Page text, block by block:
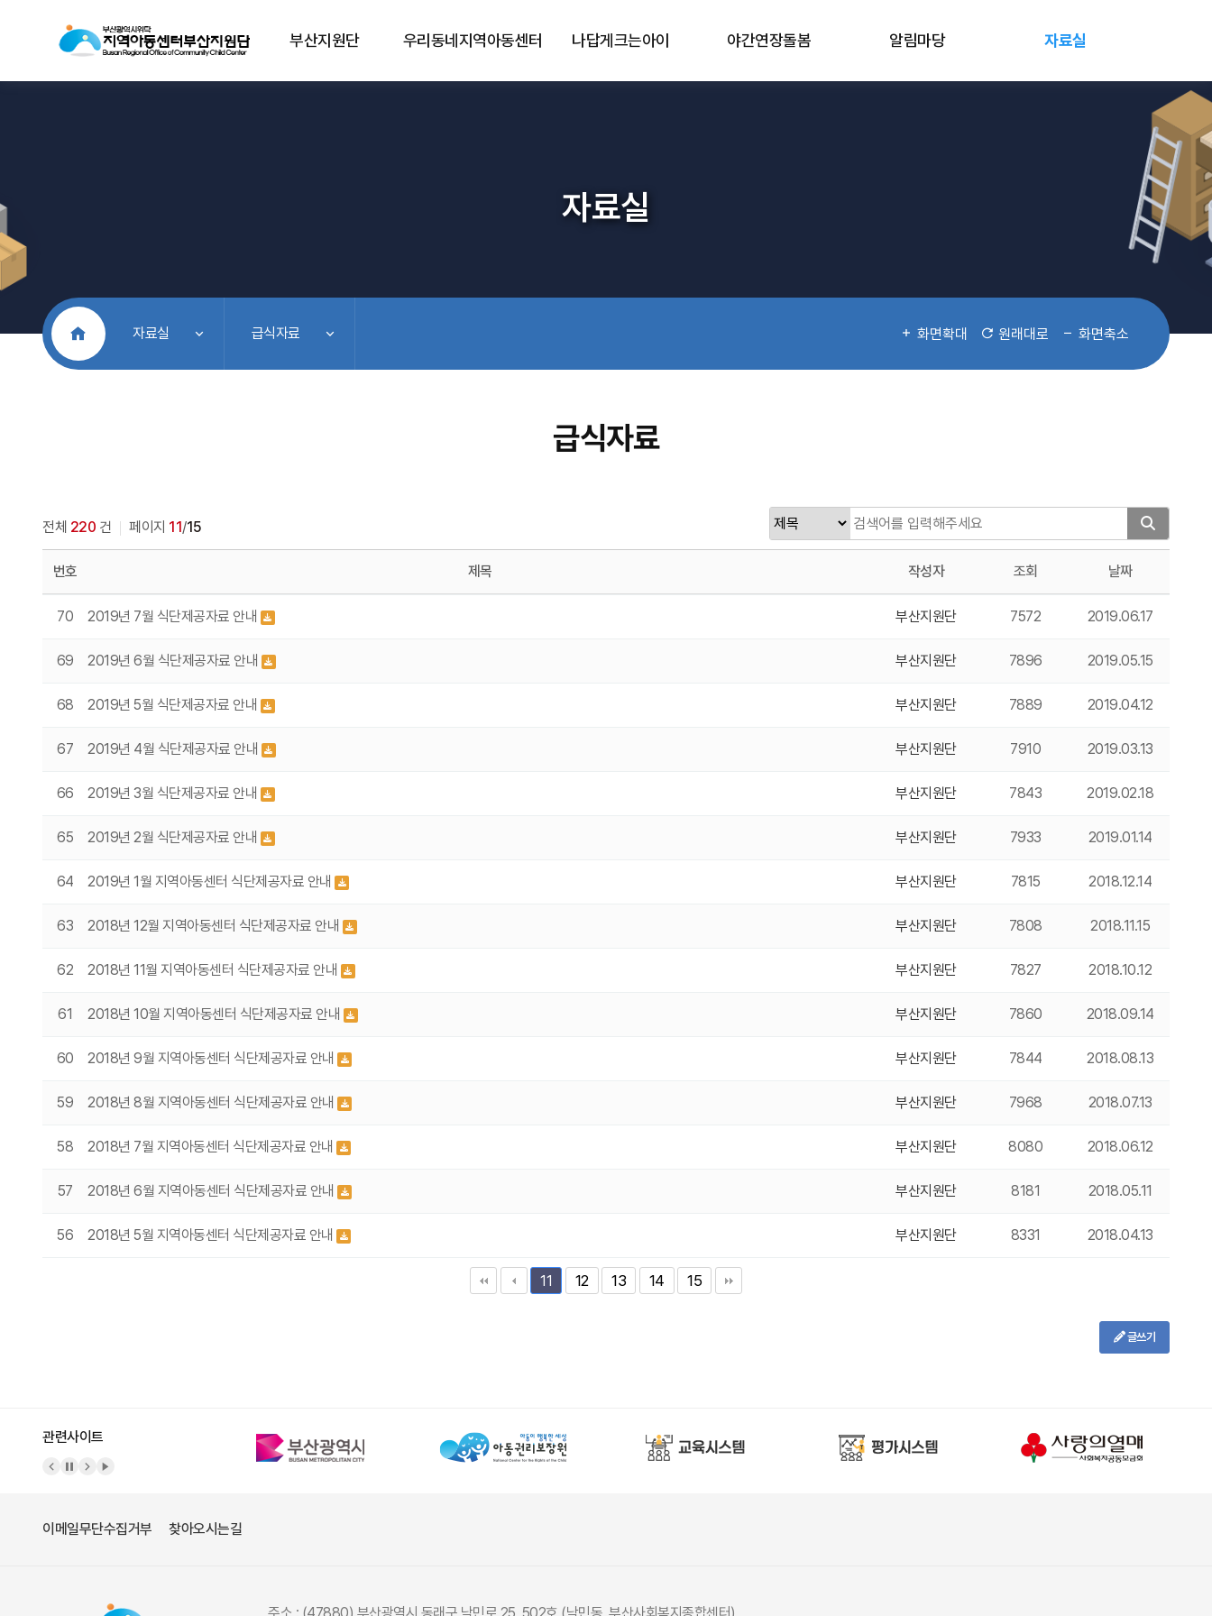
부산지원단 우리동네지역아동센터 나답게크는아이 야간연장돌봄 알림마당 자료실
자료실
처음으로자료실 급식자료 화면확대 원래대로 화면축소
급식자료
전체 220 건 페이지 11/15
번호 제목 작성자 조회 날짜
70 2019년 7월 식단제공자료 안내 부산지원단 7572 2019.06.17
69 2019년 6월 식단제공자료 안내 부산지원단 7896 2019.05.15
68 2019년 5월 식단제공자료 안내 부산지원단 7889 2019.04.12
67 2019년 4월 식단제공자료 안내 부산지원단 7910 2019.03.13
66 2019년 3월 식단제공자료 안내 부산지원단 7843 2019.02.18
65 2019년 2월 식단제공자료 안내 부산지원단 7933 2019.01.14
64 2019년 1월 지역아동센터 식단제공자료 안내 부산지원단 7815 2018.12.14
63 2018년 12월 지역아동센터 식단제공자료 안내 부산지원단 7808 2018.11.15
62 2018년 11월 지역아동센터 식단제공자료 안내 부산지원단 7827 2018.10.12
61 2018년 10월 지역아동센터 식단제공자료 안내 부산지원단 7860 2018.09.14
60 2018년 9월 지역아동센터 식단제공자료 안내 부산지원단 7844 2018.08.13
59 2018년 8월 지역아동센터 식단제공자료 안내 부산지원단 7968 2018.07.13
58 2018년 7월 지역아동센터 식단제공자료 안내 부산지원단 8080 2018.06.12
57 2018년 6월 지역아동센터 식단제공자료 안내 부산지원단 8181 2018.05.11
56 2018년 5월 지역아동센터 식단제공자료 안내 부산지원단 8331 2018.04.13
11 12 13 14 15
글쓰기
관련사이트
이메일무단수집거부 찾아오시는길